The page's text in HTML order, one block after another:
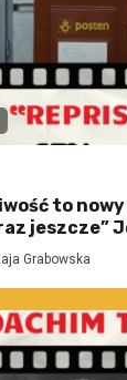
to
jeszcze”
Grabowska